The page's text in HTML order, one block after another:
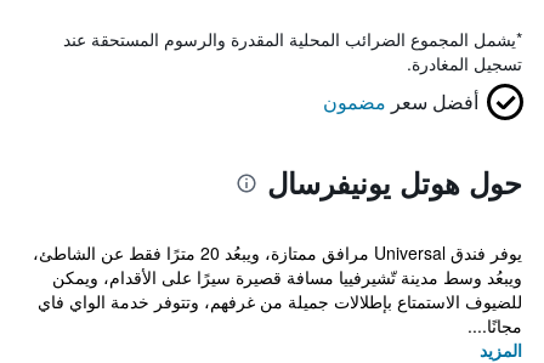
*يشمل المجموع الضرائب المحلية المقدرة والرسوم المستحقة عند
تسجيل المغادرة.
أفضل سعر مضمون
حول هوتل يونيفرسال
يوفر فندق Universal مرافق ممتازة، ويبعُد 20 مترًا فقط عن الشاطئ،
ويبعُد وسط مدينة تّشيرفييا مسافة قصيرة سيرًا على الأقدام، ويمكن
للضيوف الاستمتاع بإطلالات جميلة من غرفهم، وتتوفر خدمة الواي فاي
مجانًا....
المزيد